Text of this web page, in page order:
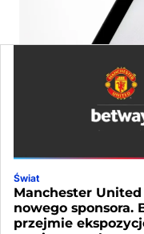
Świat
Manchester United
nowego sponsora.
przejmie